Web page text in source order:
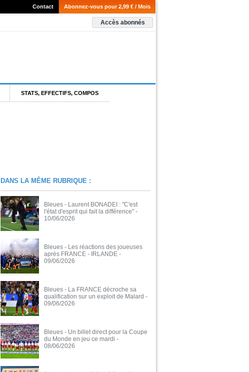
Abonnez-vous pour 2,99 € / Mois
Contact
Accès abonnés
STATS, EFFECTIFS, COMPOS
DANS LA MÊME RUBRIQUE :
Bleues - Laurent BONADEI : "C'est
l'état d'esprit qui fait la différence" -
10/06/2026
Bleues - Les réactions des joueuses
après FRANCE - IRLANDE -
09/06/2026
Bleues - La FRANCE décroche sa
qualification sur un exploit de Malard -
09/06/2026
Bleues - Un billet direct pour la Coupe
du Monde en jeu ce mardi -
08/06/2026